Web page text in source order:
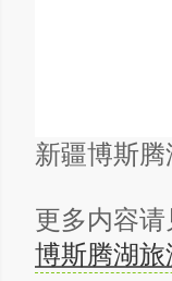
新疆博斯
更多内容请
博斯腾湖旅